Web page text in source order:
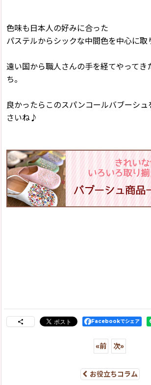
色味も日本人の好みに合った
パステルからシックな中間色を中心に取
遠い国から職人さんの手を経てやってき
ち。
良かったらこのスパンコールバブーシュ
さいね♪
Facebookでシェア
«前 次»
お役立ちコラム